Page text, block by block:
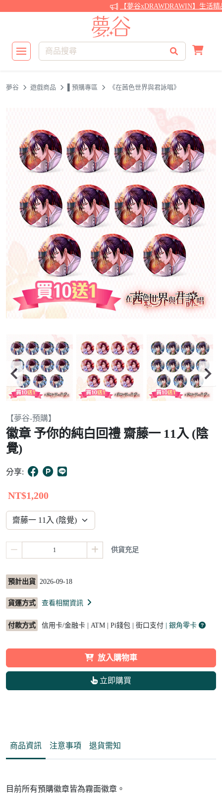
【夢谷xDRAWDRAWIN】生活精
夢谷 遊戲商品 ▌預購專區 《在茜色世界與君詠唱》
Item
2
of
5
【夢谷-預購】
徽章 予你的純白回禮 齋藤一 11入 (陰
覺)
分享:
NT$1,200
供貨充足
預計出貨 2026-09-18
貨運方式 查看相關資訊
付款方式 信用卡/金融卡 | ATM | Pi錢包 | 街口支付 | 銀角零卡
放入購物車
立即購買
商品資訊 注意事項 退貨需知
目前所有預購徽章皆為霧面徽章。